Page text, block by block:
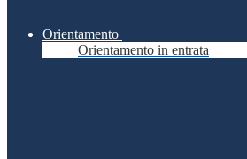
Orientamento
Orientamento in entrata